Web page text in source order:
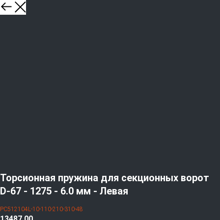
Торсионная пружина для секционных ворот
D-67 - 1275 - 6.0 мм - Левая
PC512104L-10-110-210-310-48